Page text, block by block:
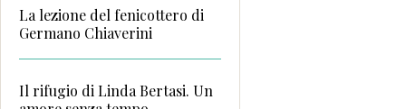
La lezione del fenicottero di
Germano Chiaverini
Il rifugio di Linda Bertasi. Un